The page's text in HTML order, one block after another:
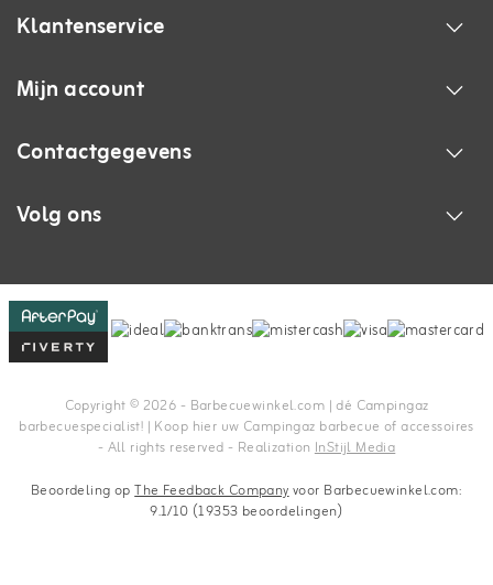
Klantenservice
Mijn account
Contactgegevens
Volg ons
Copyright © 2026 - Barbecuewinkel.com | dé Campingaz
barbecuespecialist! | Koop hier uw Campingaz barbecue of accessoires
- All rights reserved - Realization InStijl Media
Beoordeling opThe Feedback Companyvoor Barbecuewinkel.com:
9.1/10 (19353 beoordelingen)